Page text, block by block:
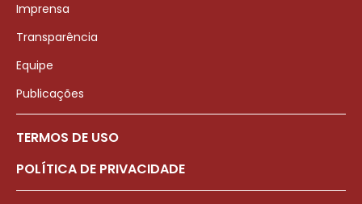
Imprensa
Transparência
Equipe
Publicações
TERMOS DE USO
POLÍTICA DE PRIVACIDADE